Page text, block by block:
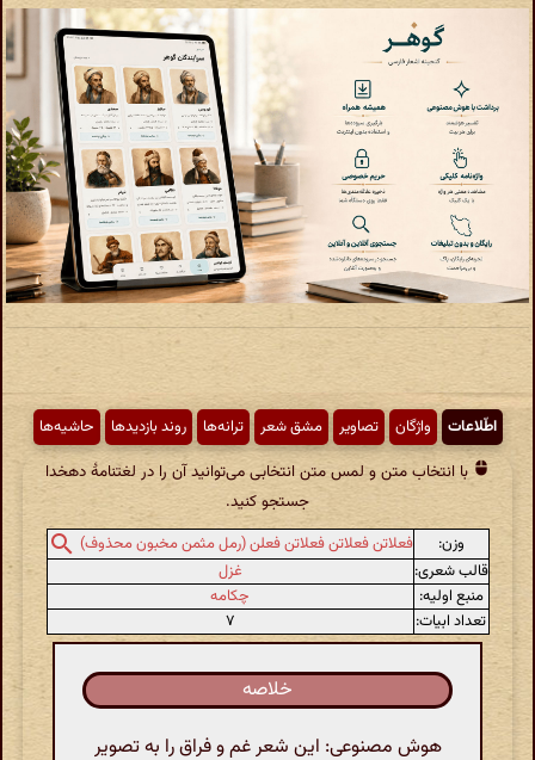
اطّلاعات واژگان تصاویر مشق شعر ترانه‌ها روند بازدیدها حاشیه‌ها
با انتخاب متن و لمس متن انتخابی می‌توانید آن را در لغتنامهٔ دهخدا
جستجو کنید.
وزن:
فعلاتن فعلاتن فعلاتن فعلن (رمل مثمن مخبون محذوف)
قالب شعری:
غزل
منبع اولیه:
چکامه
تعداد ابیات:
۷
خلاصه
هوش مصنوعی: این شعر غم و فراق را به تصویر